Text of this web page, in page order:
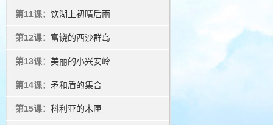
第11课： 饮湖上初晴后雨
第12课： 富饶的西沙群岛
第13课： 美丽的小兴安岭
第14课： 矛和盾的集合
第15课： 科利亚的木匣